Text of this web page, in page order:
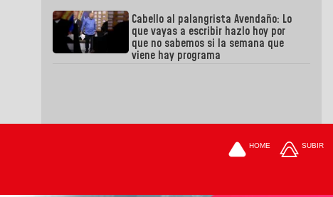
Cabello al palangrista Avendaño: Lo
que vayas a escribir hazlo hoy por
que no sabemos si la semana que
viene hay programa
HOME SUBIR